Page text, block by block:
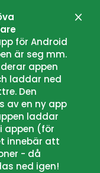
för Android
är seg mm.
appen
laddar ned
Den
av en ny app
laddar
appen (för
innebär att
- då
ned igen!